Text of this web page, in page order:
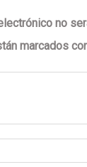
no
marcados